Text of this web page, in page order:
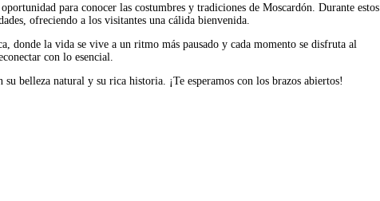
para conocer las costumbres y tradiciones de Moscardón. Durante estos
ofreciendo a los visitantes una cálida bienvenida.
donde la vida se vive a un ritmo más pausado y cada momento se disfruta al
con lo esencial.
belleza natural y su rica historia. ¡Te esperamos con los brazos abiertos!